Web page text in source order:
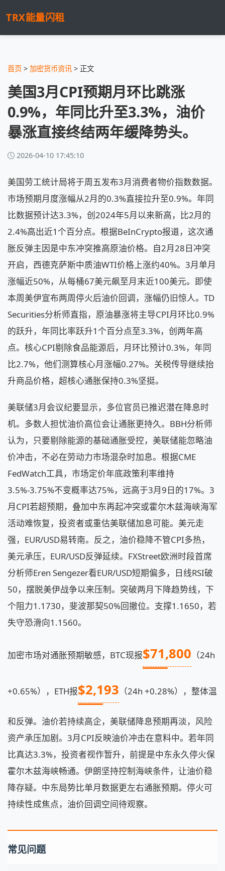
TRX能量闪租
首页 > 加密货币资讯 > 正文
美国3月CPI预期月环比跳涨
0.9%，年同比升至3.3%，油价
暴涨直接终结两年缓降势头。
2026-04-10 17:45:10
美国劳工统计局将于周五发布3月消费者物价指数数据。
市场预期月度涨幅从2月的0.3%直接拉升至0.9%。年同
比数据预计达3.3%，创2024年5月以来新高，比2月的
2.4%高出近1个百分点。根据BeInCrypto报道，这次通
胀反弹主因是中东冲突推高原油价格。自2月28日冲突
开启，西德克萨斯中质油WTI价格上涨约40%。3月单月
涨幅近50%，从每桶67美元飙至月末近100美元。即使
本周美伊宣布两周停火后油价回调，涨幅仍旧惊人。TD
Securities分析师直指，原油暴涨将主导CPI月环比0.9%
的跃升，年同比率跃升1个百分点至3.3%，创两年高
点。核心CPI剔除食品能源后，月环比预计0.3%，年同
比2.7%，他们测算核心月涨幅0.27%。关税传导继续抬
升商品价格，超核心通胀保持0.3%坚挺。
美联储3月会议纪要显示，多位官员已推迟潜在降息时
机。多数人担忧油价高位会让通胀更持久。BBH分析师
认为，只要剔除能源的基础通胀受控，美联储能忽略油
价冲击，不必在劳动力市场混杂时加息。根据CME
FedWatch工具，市场定价年底政策利率维持
3.5%-3.75%不变概率达75%，远高于3月9日的17%。3
月CPI若超预期，叠加中东再起冲突或霍尔木兹海峡海军
活动难恢复，投资者或重估美联储加息可能。美元走
强，EUR/USD易转南。反之，油价稳降不管CPI多热，
美元承压，EUR/USD反弹延续。FXStreet欧洲时段首席
分析师Eren Sengezer看EUR/USD短期偏多，日线RSI破
50，摆脱美伊战争以来压制。突破两月下降趋势线，下
个阻力1.1730，斐波那契50%回撤位。支撑1.1650，若
失守恐滑向1.1560。
加密市场对通胀预期敏感，BTC现报$71,800 （24h
+0.65%），ETH报$2,193 （24h +0.28%），整体温
和反弹。油价若持续高企，美联储降息预期再淡，风险
资产承压加剧。3月CPI反映油价冲击在意料中。若年同
比真达3.3%，投资者视作暂升，前提是中东永久停火保
霍尔木兹海峡畅通。伊朗坚持控制海峡条件，让油价稳
降存疑。中东局势比单月数据更左右通胀预期。停火可
持续性成焦点，油价回调空间待观察。
常见问题